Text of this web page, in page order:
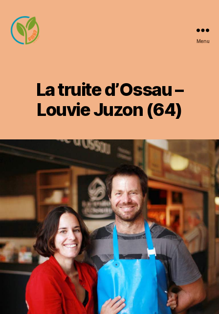
Menu
La truite d’Ossau –
Louvie Juzon (64)